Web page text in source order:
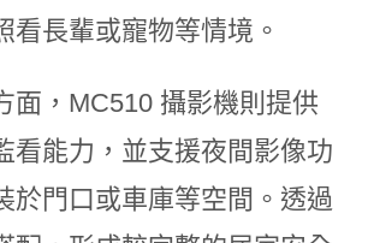
看長輩或寵物等情境。
面，MC510 攝影機則提供
看能力，並支援夜間影像功
於門口或車庫等空間。透過